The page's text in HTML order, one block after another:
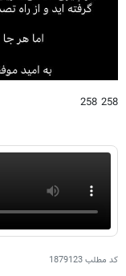
258 258
کد مطلب1879123